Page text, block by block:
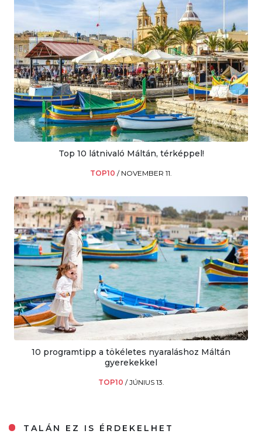
Top 10 látnivaló Máltán, térképpel!
TOP10 / NOVEMBER 11.
10 programtipp a tökéletes nyaraláshoz Máltán
gyerekekkel
TOP10 /JÚNIUS 13.
TALÁN EZ IS ÉRDEKELHET